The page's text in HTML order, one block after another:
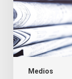
Medios
millones
y
montos
crecieron
en
22,2%